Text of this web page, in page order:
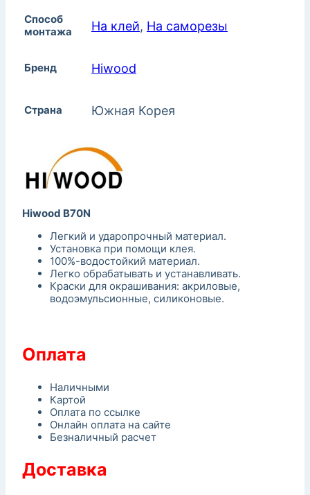
Способ
монтажа
На клей, На саморезы
Бренд Hiwood
Страна Южная Корея
Hiwood B70N
Легкий и ударопрочный материал.
Установка при помощи клея.
100%-водостойкий материал.
Легко обрабатывать и устанавливать.
Краски для окрашивания: акриловые,
водоэмульсионные, силиконовые.
Оплата
Наличными
Картой
Оплата по ссылке
Онлайн оплата на сайте
Безналичный расчет
Доставка